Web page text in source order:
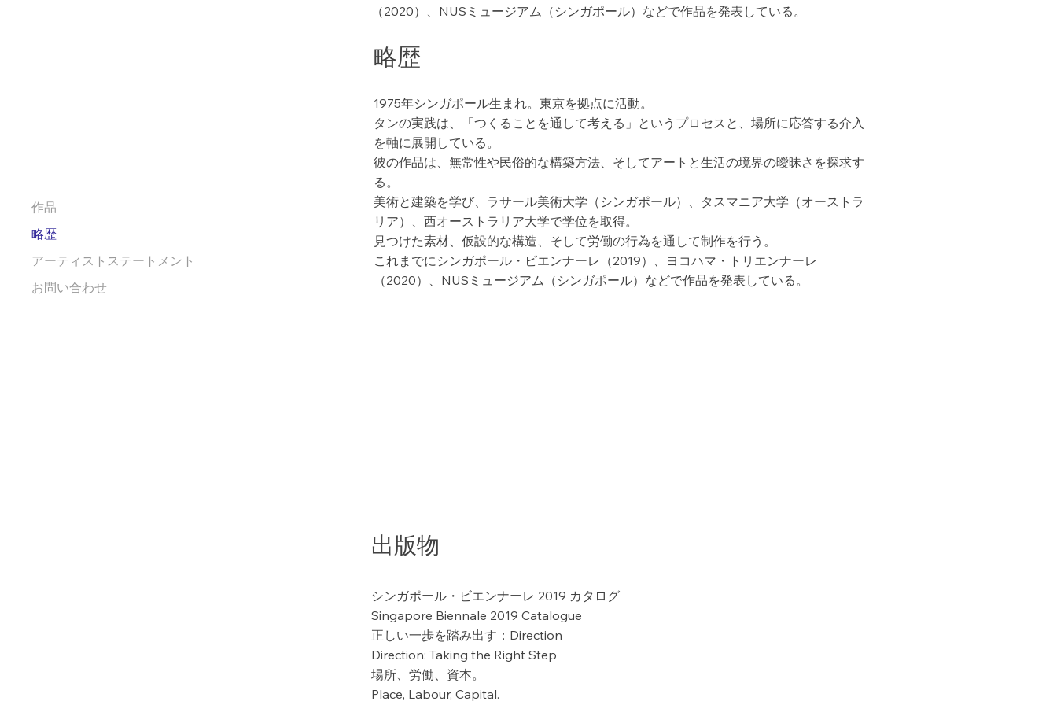
作品
略歴
アーティストステートメント
お問い合わせ
（2020）、NUSミュージアム（シンガポール）などで作品を発表している。
略歴
1975年シンガポール生まれ。東京を拠点に活動。
タンの実践は、「つくることを通して考える」というプロセスと、場所に応答する介入
を軸に展開している。
彼の作品は、無常性や民俗的な構築方法、そしてアートと生活の境界の曖昧さを探求す
る。
美術と建築を学び、ラサール美術大学（シンガポール）、タスマニア大学（オーストラ
リア）、西オーストラリア大学で学位を取得。
見つけた素材、仮設的な構造、そして労働の行為を通して制作を行う。
これまでにシンガポール・ビエンナーレ（2019）、ヨコハマ・トリエンナーレ
（2020）、NUSミュージアム（シンガポール）などで作品を発表している。
出版物
シンガポール・ビエンナーレ 2019 カタログ
Singapore Biennale 2019 Catalogue
正しい一歩を踏み出す：Direction
Direction: Taking the Right Step
場所、労働、資本。
Place, Labour, Capital.